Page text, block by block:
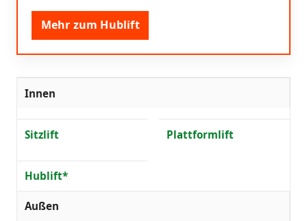
Mehr zum Hublift
Innen
Sitzlift Plattformlift
Hublift*
Außen